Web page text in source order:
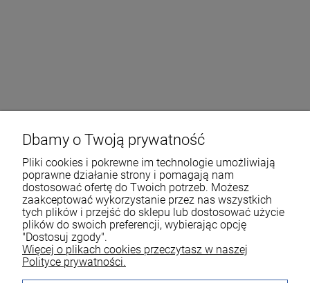
Dbamy o Twoją prywatność
Pliki cookies i pokrewne im technologie umożliwiają
poprawne działanie strony i pomagają nam
dostosować ofertę do Twoich potrzeb. Możesz
zaakceptować wykorzystanie przez nas wszystkich
tych plików i przejść do sklepu lub dostosować użycie
plików do swoich preferencji, wybierając opcję
"Dostosuj zgody".
Więcej o plikach cookies przeczytasz w naszej
Polityce prywatności.